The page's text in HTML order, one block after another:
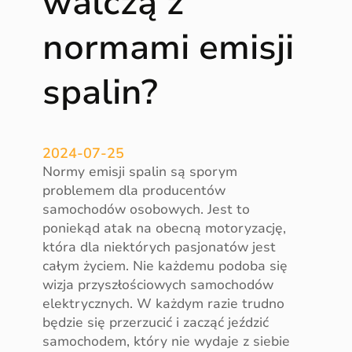
c
a
a
i
n
y
?
normami emisji
spalin?
2024-07-25
Normy emisji spalin są sporym
problemem dla producentów
samochodów osobowych. Jest to
poniekąd atak na obecną motoryzację,
która dla niektórych pasjonatów jest
całym życiem. Nie każdemu podoba się
wizja przyszłościowych samochodów
elektrycznych. W każdym razie trudno
będzie się przerzucić i zacząć jeździć
samochodem, który nie wydaje z siebie